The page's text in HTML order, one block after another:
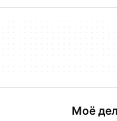
Моё